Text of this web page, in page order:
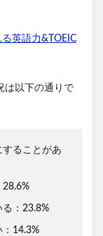
英語力&TOEIC
は以下の通りで
ることがあ
：23.8%
14.3%